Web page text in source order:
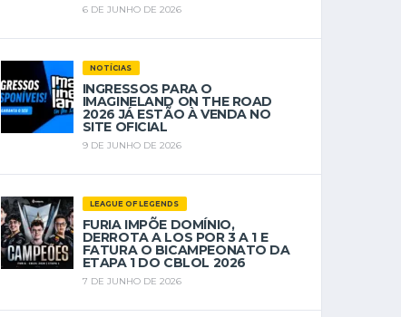
6 DE JUNHO DE 2026
NOTÍCIAS
INGRESSOS PARA O
IMAGINELAND ON THE ROAD
2026 JÁ ESTÃO À VENDA NO
SITE OFICIAL
9 DE JUNHO DE 2026
LEAGUE OF LEGENDS
FURIA IMPÕE DOMÍNIO,
DERROTA A LOS POR 3 A 1 E
FATURA O BICAMPEONATO DA
ETAPA 1 DO CBLOL 2026
7 DE JUNHO DE 2026